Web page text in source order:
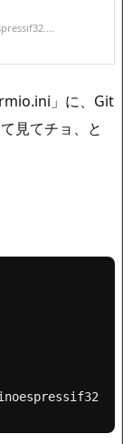
」に、Git
見てチョ、と
@